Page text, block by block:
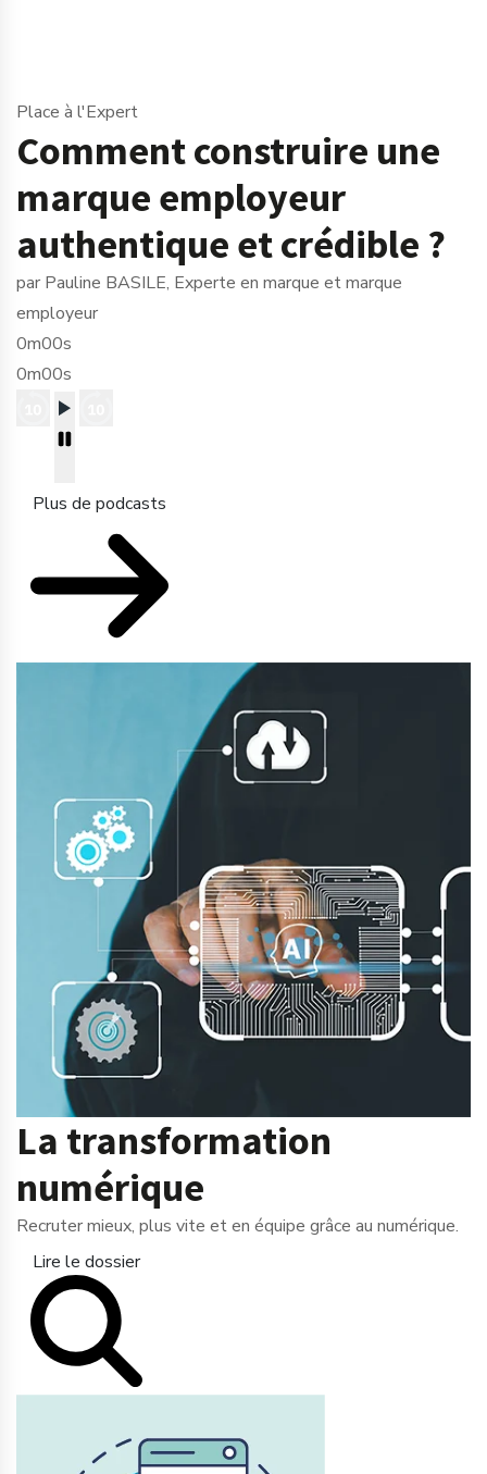
Place à l'Expert
Comment construire une
marque employeur
authentique et crédible ?
par Pauline BASILE, Experte en marque et marque
employeur
0m00s
0m00s
Plus de podcasts
La transformation
numérique
Recruter mieux, plus vite et en équipe grâce au numérique.
Lire le dossier